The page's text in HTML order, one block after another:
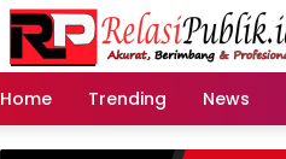
Home Trending News